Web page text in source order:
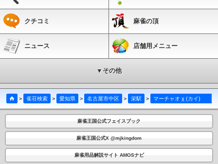
クチコミ 麻雀の頂
ニュース 店舗用メニュー
▼その他
> 雀荘検索 > 愛知県 > 名古屋市中区 > 栄駅 > マーチャオ χ (カイ) 名古屋栄店
麻雀王国公式フェイスブック
麻雀王国公式X @mjkingdom
麻雀用品解説サイト AMOSナビ